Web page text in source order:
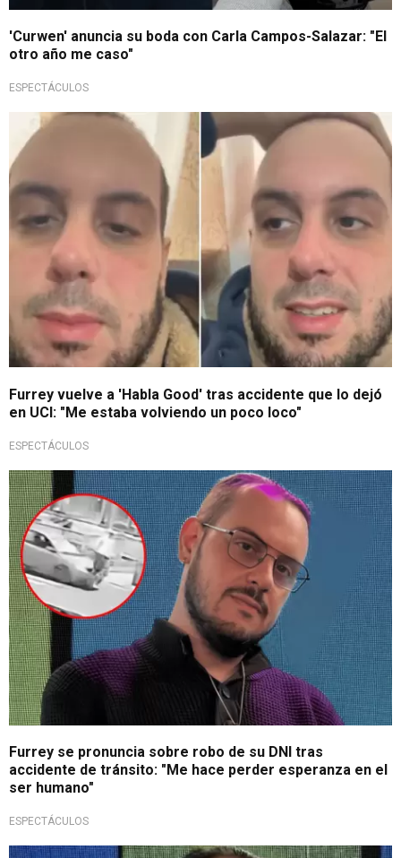
'Curwen' anuncia su boda con Carla Campos-Salazar: "El
otro año me caso"
ESPECTÁCULOS
Esperado regreso
Furrey vuelve a 'Habla Good' tras accidente que lo dejó
en UCI: "Me estaba volviendo un poco loco"
ESPECTÁCULOS
Totalmente indignado
Furrey se pronuncia sobre robo de su DNI tras
accidente de tránsito: "Me hace perder esperanza en el
ser humano"
ESPECTÁCULOS